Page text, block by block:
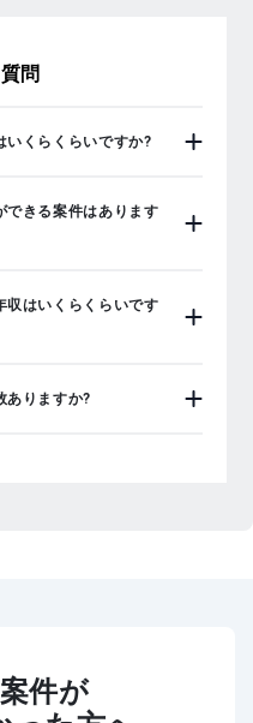
問
くらくらいですか?
きる案件はあります
はいくらくらいです
りますか?
件が